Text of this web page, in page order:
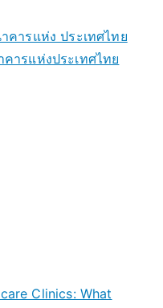
คารแห่ง ประเทศไทย
ารแห่งประเทศไทย
Clinics: What